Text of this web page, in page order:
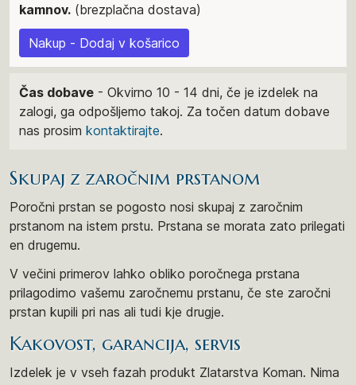
kamnov. (brezplačna dostava)
Nakup - Dodaj v košarico
Čas dobave - Okvirno 10 - 14 dni, če je izdelek na
zalogi, ga odpošljemo takoj. Za točen datum dobave
nas prosim kontaktirajte.
Skupaj z zaročnim prstanom
Poročni prstan se pogosto nosi skupaj z zaročnim
prstanom na istem prstu. Prstana se morata zato prilegati
en drugemu.
V večini primerov lahko obliko poročnega prstana
prilagodimo vašemu zaročnemu prstanu, če ste zaročni
prstan kupili pri nas ali tudi kje drugje.
Kakovost, garancija, servis
Izdelek je v vseh fazah produkt Zlatarstva Koman. Nima